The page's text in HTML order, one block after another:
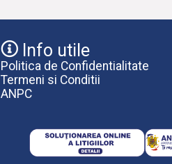
Info utile
Politica de Confidentialitate
Termeni si Conditii
ANPC